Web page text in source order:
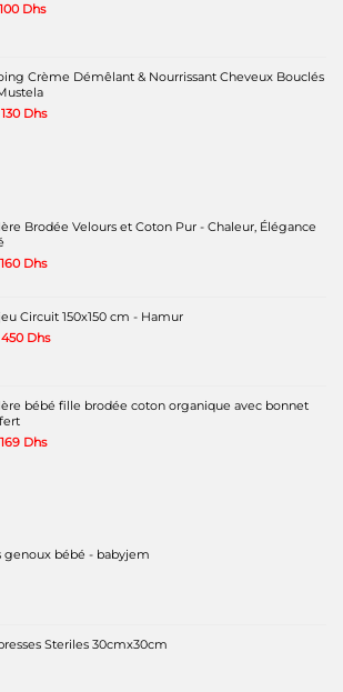
Le
140 Dhs.
100 DhsLe
100 Dhs.
Crème Démêlant & Nourrissant Cheveux Bouclés
Le
130 DhsLe
Brodée Velours et Coton Pur - Chaleur, Élégance
Le
était :
220 Dhs.
160 DhsLe
est :
160 Dhs.
Circuit 150x150 cm - Hamur
Le
650 Dhs.
450 DhsLe
450 Dhs.
bébé fille brodée coton organique avec bonnet
Le
169 DhsLe
genoux bébé - babyjem
Steriles 30cmx30cm